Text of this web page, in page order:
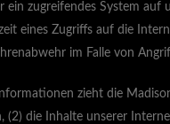
ein zugreifendes System
eines Zugriffs auf die
im Falle von
zieht die
(2) die Inhalte unserer